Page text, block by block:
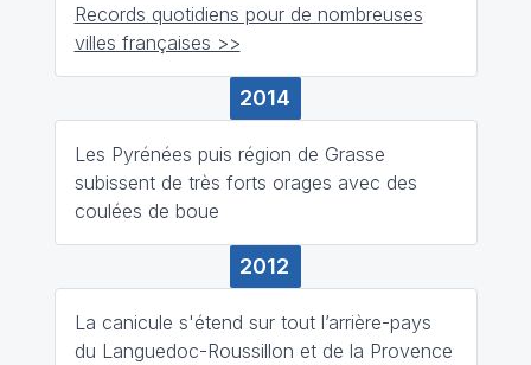
Records quotidiens pour de nombreuses
villes françaises >>
2014
Les Pyrénées puis région de Grasse
subissent de très forts orages avec des
coulées de boue
2012
La canicule s'étend sur tout l’arrière-pays
du Languedoc-Roussillon et de la Provence